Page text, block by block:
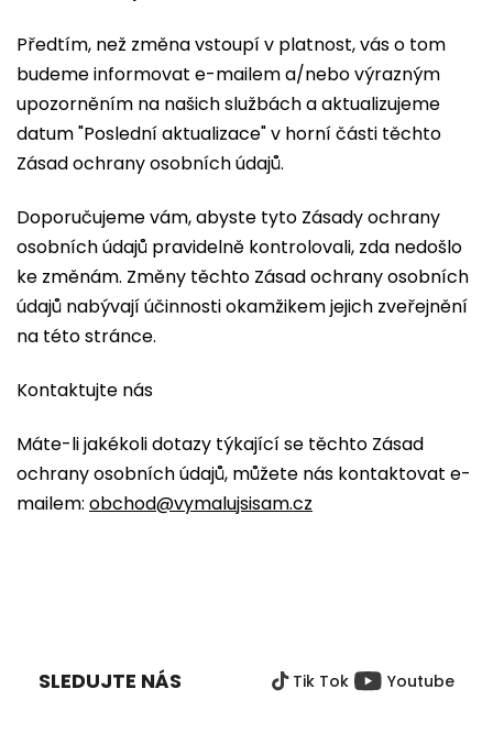
Předtím, než změna vstoupí v platnost, vás o tom
budeme informovat e-mailem a/nebo výrazným
upozorněním na našich službách a aktualizujeme
datum "Poslední aktualizace" v horní části těchto
Zásad ochrany osobních údajů.
Doporučujeme vám, abyste tyto Zásady ochrany
osobních údajů pravidelně kontrolovali, zda nedošlo
ke změnám. Změny těchto Zásad ochrany osobních
údajů nabývají účinnosti okamžikem jejich zveřejnění
na této stránce.
Kontaktujte nás
Máte-li jakékoli dotazy týkající se těchto Zásad
ochrany osobních údajů, můžete nás kontaktovat e-
mailem: obchod@vymalujsisam.cz
SLEDUJTE NÁS Tik Tok Youtube